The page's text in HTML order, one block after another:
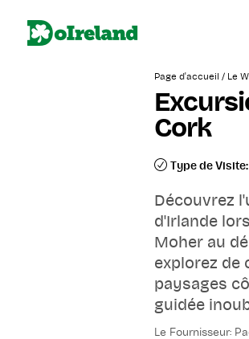
Page d'accueil / Le
Cork
Type de Visite:
Découvrez
d'Irlande
Moher au
explorez de
paysages
guidée
Le Fournisseur: